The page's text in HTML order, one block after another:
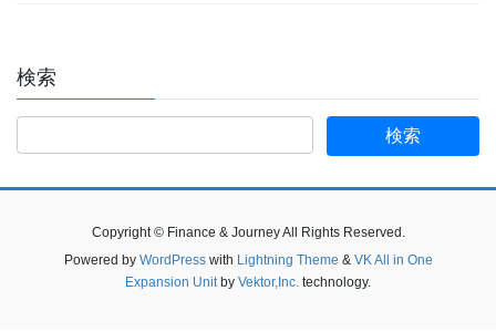
検索
索:
Copyright © Finance & Journey All Rights Reserved.
Powered by WordPresswith Lightning Theme & VK All in One
Expansion Unitby Vektor,Inc. technology.